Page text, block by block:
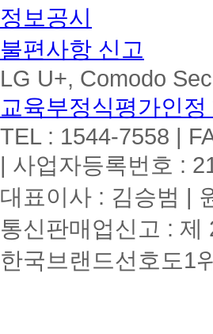
정보공시
불편사항 신고
LG U+, Comodo
교육부정식평가인
TEL : 1544-7558 |
| 사업자등록번호 :
대표이사 : 김승범 |
통신판매업신고 :
한국브랜드선호도1